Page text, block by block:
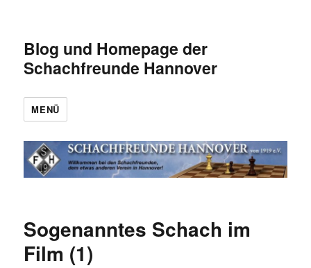
Blog und Homepage der
Schachfreunde Hannover
MENÜ
Sogenanntes Schach im
Film (1)